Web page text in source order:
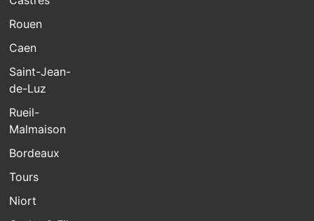
Rouen
Caen
Saint-Jean-
de-Luz
Rueil-
Malmaison
Bordeaux
Tours
Niort